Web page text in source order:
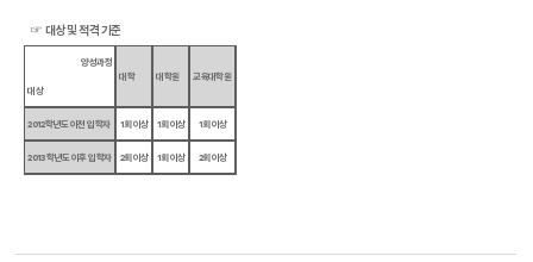
☞대상 및 적격 기준
양성과정
대상
대학 대학원 교육대학원
2012학년도 이전 입학자 1회 이상 1회 이상 1회 이상
2013학년도 이후 입학자 2회 이상 1회 이상 2회 이상